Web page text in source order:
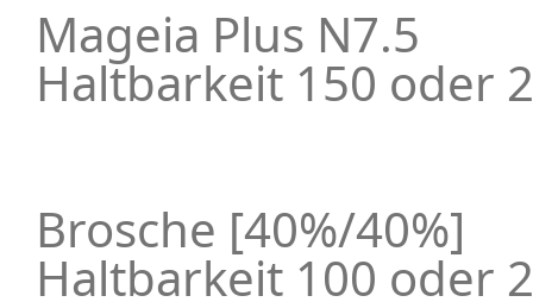
Mageia Plus N7.5
Haltbarkeit 150 oder
Brosche [40%/40%]
Haltbarkeit 100 oder